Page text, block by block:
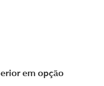
em opção